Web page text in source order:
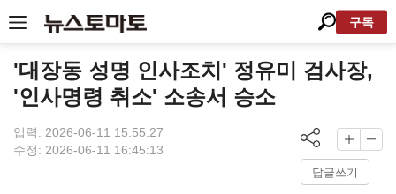
구독
'대장동 성명 인사조치' 정유미 검사장,
'인사명령 취소' 소송서 승소
입력: 2026-06-11 15:55:27
수정: 2026-06-11 16:45:13
답글쓰기